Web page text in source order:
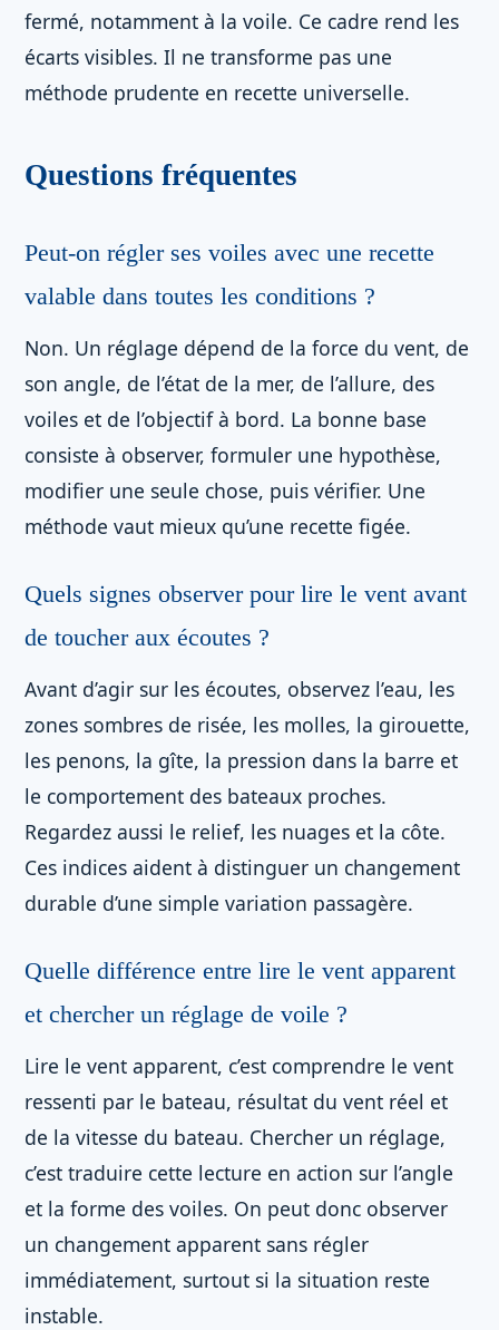
fermé, notamment à la voile. Ce cadre rend les
écarts visibles. Il ne transforme pas une
méthode prudente en recette universelle.
Questions fréquentes
Peut-on régler ses voiles avec une recette
valable dans toutes les conditions ?
Non. Un réglage dépend de la force du vent, de
son angle, de l’état de la mer, de l’allure, des
voiles et de l’objectif à bord. La bonne base
consiste à observer, formuler une hypothèse,
modifier une seule chose, puis vérifier. Une
méthode vaut mieux qu’une recette figée.
Quels signes observer pour lire le vent avant
de toucher aux écoutes ?
Avant d’agir sur les écoutes, observez l’eau, les
zones sombres de risée, les molles, la girouette,
les penons, la gîte, la pression dans la barre et
le comportement des bateaux proches.
Regardez aussi le relief, les nuages et la côte.
Ces indices aident à distinguer un changement
durable d’une simple variation passagère.
Quelle différence entre lire le vent apparent
et chercher un réglage de voile ?
Lire le vent apparent, c’est comprendre le vent
ressenti par le bateau, résultat du vent réel et
de la vitesse du bateau. Chercher un réglage,
c’est traduire cette lecture en action sur l’angle
et la forme des voiles. On peut donc observer
un changement apparent sans régler
immédiatement, surtout si la situation reste
instable.